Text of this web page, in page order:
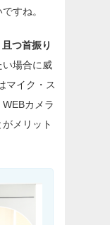
すね。
つ首振り
い場合に威
マイク・ス
カメラ
メリット